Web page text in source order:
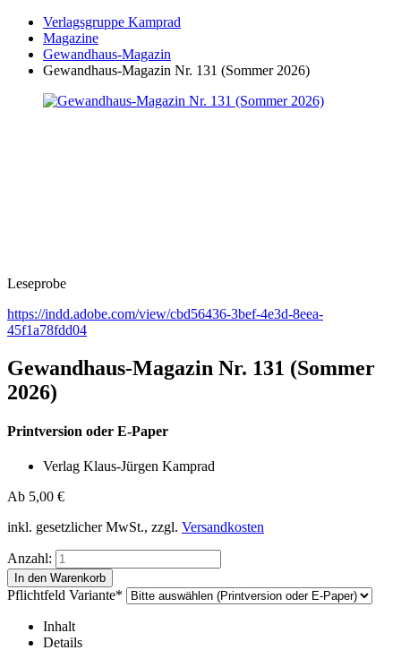
Verlagsgruppe Kamprad
Magazine
Gewandhaus-Magazin
Gewandhaus-Magazin Nr. 131 (Sommer 2026)
Leseprobe
https://indd.adobe.com/view/cbd56436-3bef-4e3d-8eea-
45f1a78fdd04
Gewandhaus-Magazin Nr. 131 (Sommer
2026)
Printversion oder E-Paper
Verlag Klaus-Jürgen Kamprad
Ab 5,00 €
inkl. gesetzlicher MwSt., zzgl. Versandkosten
Anzahl:
Pflichtfeld Variante*
Inhalt
Details